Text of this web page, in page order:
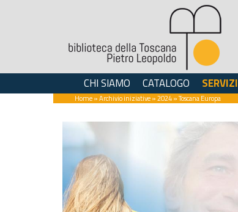
CHI SIAMO CATALOGO SERVIZI
Home»Archivio iniziative»2024» Toscana Europa